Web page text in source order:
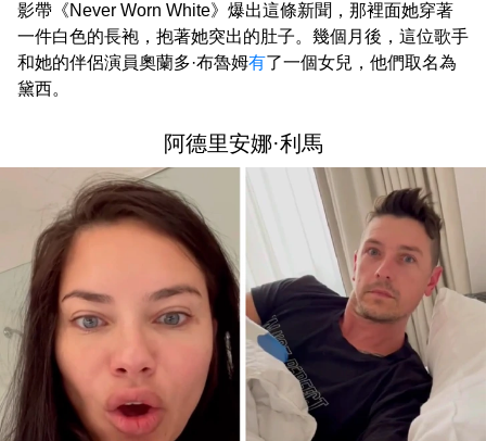
影帶《Never Worn White》爆出這條新聞，那裡面她穿著
一件白色的長袍，抱著她突出的肚子。幾個月後，這位歌手
和她的伴侶演員奧蘭多·布魯姆有了一個女兒，他們取名為
黛西。
阿德里安娜·利馬